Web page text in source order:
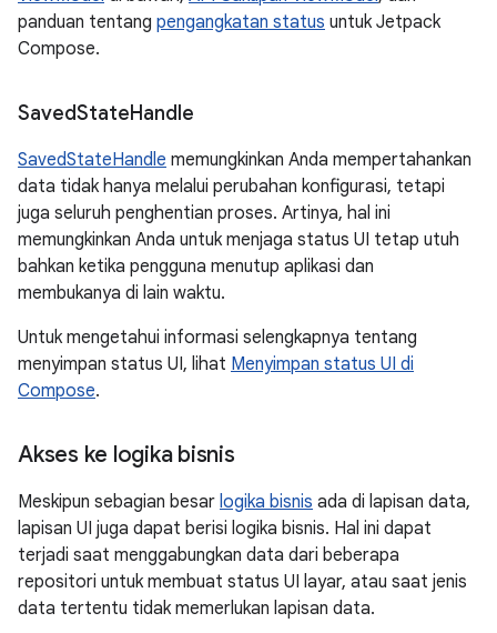
panduan tentang pengangkatan status untuk Jetpack
Compose.
SavedStateHandle
SavedStateHandle memungkinkan Anda mempertahankan
data tidak hanya melalui perubahan konfigurasi, tetapi
juga seluruh penghentian proses. Artinya, hal ini
memungkinkan Anda untuk menjaga status UI tetap utuh
bahkan ketika pengguna menutup aplikasi dan
membukanya di lain waktu.
Untuk mengetahui informasi selengkapnya tentang
menyimpan status UI, lihat Menyimpan status UI di
Compose.
Akses ke logika bisnis
Meskipun sebagian besar logika bisnis ada di lapisan data,
lapisan UI juga dapat berisi logika bisnis. Hal ini dapat
terjadi saat menggabungkan data dari beberapa
repositori untuk membuat status UI layar, atau saat jenis
data tertentu tidak memerlukan lapisan data.